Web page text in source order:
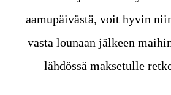
aamupäivästä, voit hyvin
vasta lounaan jälkeen
lähdössä maksetulle